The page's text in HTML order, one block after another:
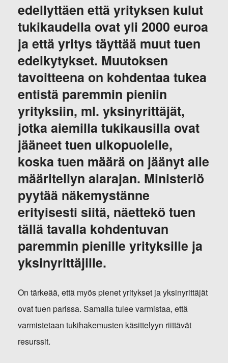
edellyttäen että yrityksen kulut
tukikaudella ovat yli 2000 euroa
ja että yritys täyttää muut tuen
edelkytykset. Muutoksen
tavoitteena on kohdentaa tukea
entistä paremmin pieniin
yrityksiin, ml. yksinyrittäjät,
jotka aiemilla tukikausilla ovat
jääneet tuen ulkopuolelle,
koska tuen määrä on jäänyt alle
määritellyn alarajan. Ministeriö
pyytää näkemystänne
erityisesti siitä, näettekö tuen
tällä tavalla kohdentuvan
paremmin pienille yrityksille ja
yksinyrittäjille.
On tärkeää, että myös pienet yritykset ja yksinyrittäjät
ovat tuen parissa. Samalla tulee varmistaa, että
varmistetaan tukihakemusten käsittelyyn riittävät
resurssit.